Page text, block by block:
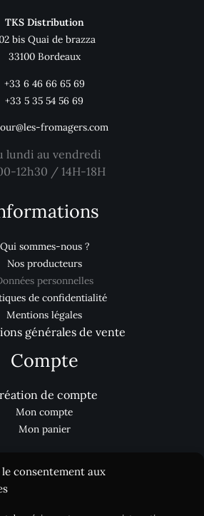
consentement aux
TKS Distribution
bis Quai de brazza
33100 Bordeaux
+33 6 46 66 65 69
+33 5 35 54 56 69
fromagers.com
lundi au vendredi
12h30 / 14H-18H
Qui sommes-nous ?
Nos producteurs
personnelles
de confidentialité
Mentions légales
générales de vente
Compte
de compte
Mon compte
Mon panier